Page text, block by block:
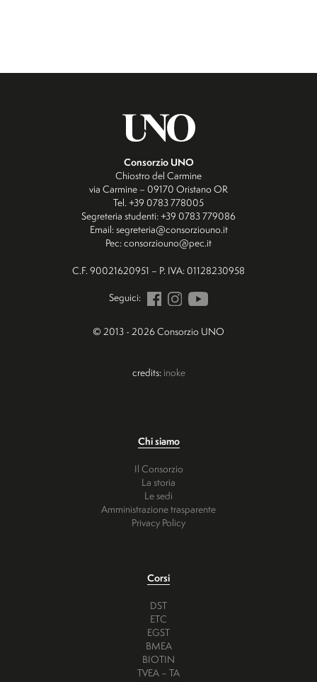
Consorzio UNO
Chiostro del Carmine
via Carmine – 09170 Oristano OR
Tel. +39 0783 778005
Segreteria studenti: +39 0783 779086
Email: segreteria@consorziouno.it
Pec: consorziouno@pec.it
C.F. 90021620951 – P. IVA: 01128230958
Seguici:
© 2013 - 2026 Consorzio UNO
credits: inoke
Chi siamo
Il Consorzio
La storia
Le sedi
Amministrazione trasparente
Privacy Policy
Corsi
DST
ETC
EGST
BMEA
BIOTIN
TVEA – TA